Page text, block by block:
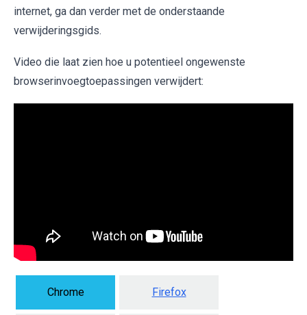
internet, ga dan verder met de onderstaande
verwijderingsgids.
Video die laat zien hoe u potentieel ongewenste
browserinvoegtoepassingen verwijdert:
Chrome Firefox